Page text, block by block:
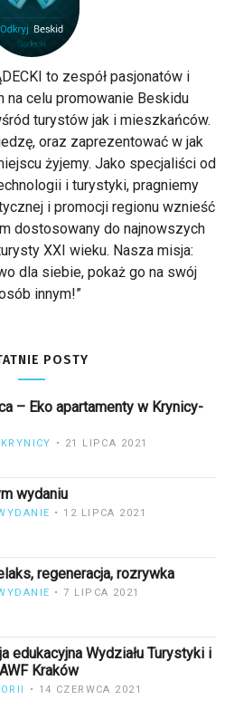
to zespół pasjonatów i
na celu promowanie Beskidu
turystów jak i mieszkańców.
oraz zaprezentować w jak
żyjemy. Jako specjaliści od
i turystyki, pragniemy
i promocji regionu wznieść
dostosowany do najnowszych
XXI wieku. Nasza misja:
dla siebie, pokaż go na swój
innym!”
POSTY
– Eko apartamenty w Krynicy-
21 LIPCA 2021
wydaniu
12 LIPCA 2021
regeneracja, rozrywka
7 LIPCA 2021
edukacyjna Wydziału Turystyki i
Kraków
14 CZERWCA 2021